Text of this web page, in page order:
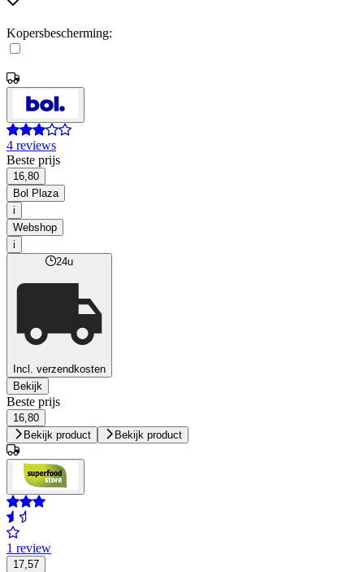
Kopersbescherming:
4 reviews
Beste prijs
16,80
Bol Plaza
i
Webshop
i
24u
Incl. verzendkosten
Bekijk
Beste prijs
16,80
Bekijk product
Bekijk product
1 review
17,57